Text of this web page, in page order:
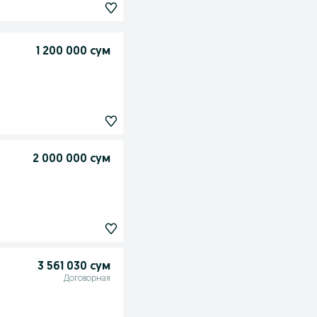
1 200 000 сум
2 000 000 сум
3 561 030 сум
Договорная